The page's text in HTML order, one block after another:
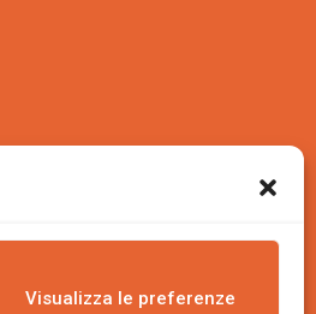
Visualizza le preferenze